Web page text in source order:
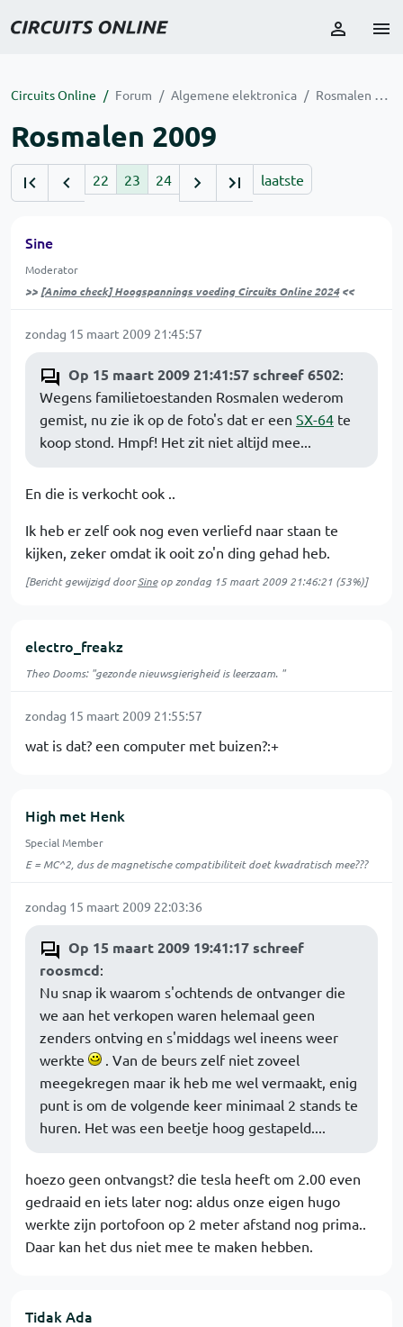
Circuits Online Forum Algemene elektronica Rosmalen 2009
Rosmalen 2009
22 23 24 laatste
Sine
Moderator
>> [Animo check] Hoogspannings voeding Circuits Online 2024<<
zondag 15 maart 2009 21:45:57
Op 15 maart 2009 21:41:57 schreef 6502:
Wegens familietoestanden Rosmalen wederom
gemist, nu zie ik op de foto's dat er een SX-64 te
koop stond. Hmpf! Het zit niet altijd mee...
En die is verkocht ook ..
Ik heb er zelf ook nog even verliefd naar staan te
kijken, zeker omdat ik ooit zo'n ding gehad heb.
[Bericht gewijzigd doorSineop zondag 15 maart 2009 21:46:21 (53%)]
electro_freakz
Theo Dooms: "gezonde nieuwsgierigheid is leerzaam. "
zondag 15 maart 2009 21:55:57
wat is dat? een computer met buizen?:+
High met Henk
Special Member
E = MC^2, dus de magnetische compatibiliteit doet kwadratisch mee???
zondag 15 maart 2009 22:03:36
Op 15 maart 2009 19:41:17 schreef
roosmcd:
Nu snap ik waarom s'ochtends de ontvanger die
we aan het verkopen waren helemaal geen
zenders ontving en s'middags wel ineens weer
werkte
. Van de beurs zelf niet zoveel
meegekregen maar ik heb me wel vermaakt, enig
punt is om de volgende keer minimaal 2 stands te
huren. Het was een beetje hoog gestapeld....
hoezo geen ontvangst? die tesla heeft om 2.00 even
gedraaid en iets later nog: aldus onze eigen hugo
werkte zijn portofoon op 2 meter afstand nog prima..
Daar kan het dus niet mee te maken hebben.
Tidak Ada